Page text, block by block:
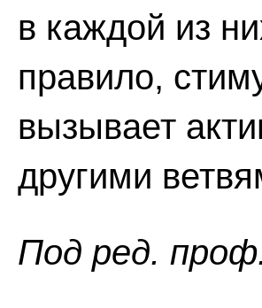
в каждой из
правило,
вызывает
другими
Пoд peд.